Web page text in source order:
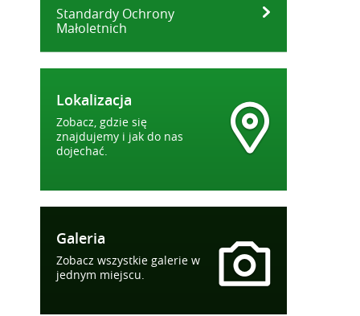
Standardy Ochrony
Małoletnich
Lokalizacja
Zobacz, gdzie się
znajdujemy i jak do nas
dojechać.
Galeria
Zobacz wszystkie galerie w
jednym miejscu.